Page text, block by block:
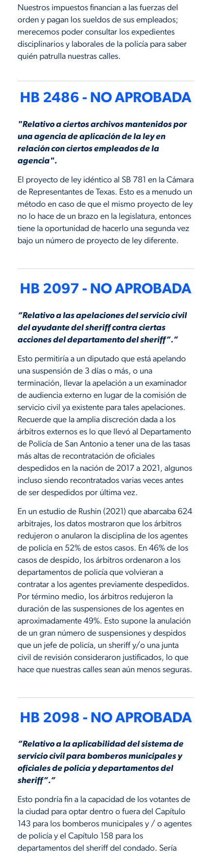
Nuestros impuestos financian a las fuerzas del
orden y pagan los sueldos de sus empleados;
merecemos poder consultar los expedientes
disciplinarios y laborales de la policía para saber
quién patrulla nuestras calles.
HB 2486 - NO APROBADA
"Relativo a ciertos archivos mantenidos por
una agencia de aplicación de la ley en
relación con ciertos empleados de la
agencia".
El proyecto de ley idéntico al SB 781 en la Cámara
de Representantes de Texas. Esto es a menudo un
método en caso de que el mismo proyecto de ley
no lo hace de un brazo en la legislatura, entonces
tiene la oportunidad de hacerlo una segunda vez
bajo un número de proyecto de ley diferente.
HB 2097 - NO APROBADA
“Relativo a las apelaciones del servicio civil
del ayudante del sheriff contra ciertas
acciones del departamento del sheriff”.”
Esto permitiría a un diputado que está apelando
una suspensión de 3 días o más, o una
terminación, llevar la apelación a un examinador
de audiencia externo en lugar de la comisión de
servicio civil ya existente para tales apelaciones.
Recuerde que la amplia discreción dada a los
árbitros externos es lo que llevó al Departamento
de Policía de San Antonio a tener una de las tasas
más altas de recontratación de oficiales
despedidos en la nación de 2017 a 2021, algunos
incluso siendo recontratados varias veces antes
de ser despedidos por última vez.
En un estudio de Rushin (2021) que abarcaba 624
arbitrajes, los datos mostraron que los árbitros
redujeron o anularon la disciplina de los agentes
de policía en 52% de estos casos. En 46% de los
casos de despido, los árbitros ordenaron a los
departamentos de policía que volvieran a
contratar a los agentes previamente despedidos.
Por término medio, los árbitros redujeron la
duración de las suspensiones de los agentes en
aproximadamente 49%. Esto supone la anulación
de un gran número de suspensiones y despidos
que un jefe de policía, un sheriff y/o una junta
civil de revisión consideraron justificados, lo que
hace que nuestras calles sean aún menos seguras.
HB 2098 - NO APROBADA
“Relativo a la aplicabilidad del sistema de
servicio civil para bomberos municipales y
oficiales de policía y departamentos del
sheriff”.”
Esto pondría fin a la capacidad de los votantes de
la ciudad para optar dentro o fuera del Capítulo
143 para los bomberos municipales y / o agentes
de policía y el Capítulo 158 para los
departamentos del sheriff del condado. Sería